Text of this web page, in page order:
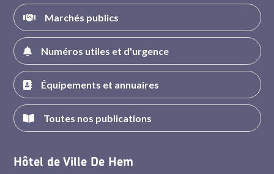
Marchés publics
Numéros utiles et d'urgence
Équipements et annuaires
Toutes nos publications
Hôtel de Ville De Hem